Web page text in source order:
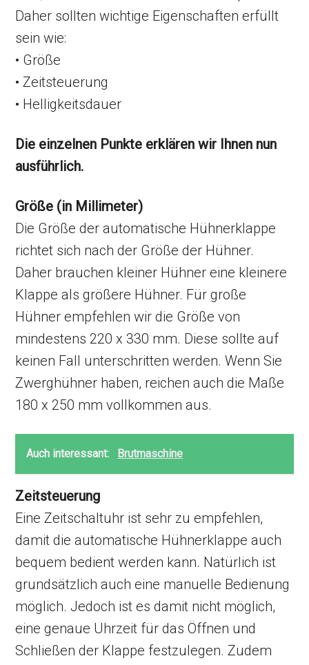
Daher sollten wichtige Eigenschaften erfüllt
sein wie:
• Größe
• Zeitsteuerung
• Helligkeitsdauer
Die einzelnen Punkte erklären wir Ihnen nun
ausführlich.
Größe (in Millimeter)
Die Größe der automatische Hühnerklappe
richtet sich nach der Größe der Hühner.
Daher brauchen kleiner Hühner eine kleinere
Klappe als größere Hühner. Für große
Hühner empfehlen wir die Größe von
mindestens 220 x 330 mm. Diese sollte auf
keinen Fall unterschritten werden. Wenn Sie
Zwerghühner haben, reichen auch die Maße
180 x 250 mm vollkommen aus.
Auch interessant: Brutmaschine
Zeitsteuerung
Eine Zeitschaltuhr ist sehr zu empfehlen,
damit die automatische Hühnerklappe auch
bequem bedient werden kann. Natürlich ist
grundsätzlich auch eine manuelle Bedienung
möglich. Jedoch ist es damit nicht möglich,
eine genaue Uhrzeit für das Öffnen und
Schließen der Klappe festzulegen. Zudem